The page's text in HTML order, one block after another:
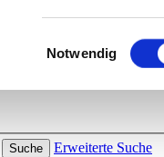
Notwendig
und interessante
Suche Erweiterte Suche